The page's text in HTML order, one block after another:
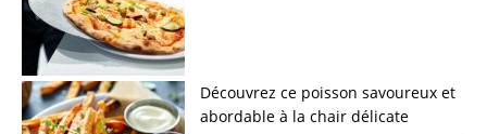
Découvrez ce poisson savoureux et
abordable à la chair délicate